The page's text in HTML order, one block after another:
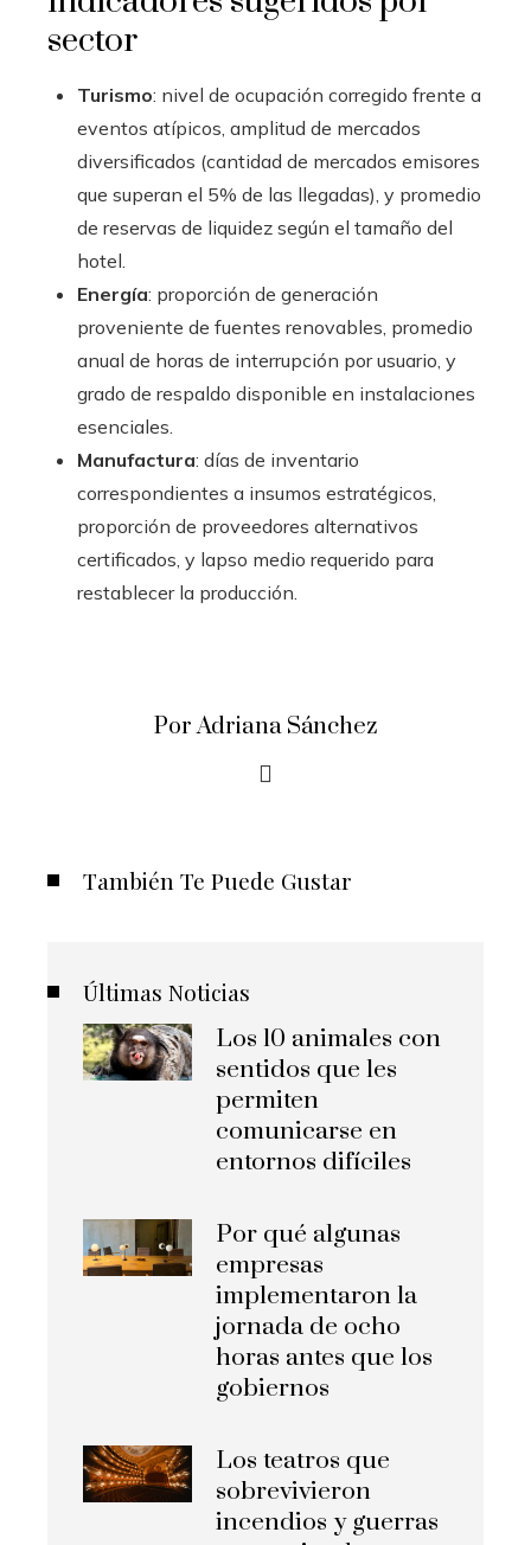
sector
Turismo: nivel de ocupación corregido frente a
eventos atípicos, amplitud de mercados
diversificados (cantidad de mercados emisores
que superan el 5% de las llegadas), y promedio
de reservas de liquidez según el tamaño del
hotel.
Energía: proporción de generación
proveniente de fuentes renovables, promedio
anual de horas de interrupción por usuario, y
grado de respaldo disponible en instalaciones
esenciales.
Manufactura: días de inventario
correspondientes a insumos estratégicos,
proporción de proveedores alternativos
certificados, y lapso medio requerido para
restablecer la producción.
Por Adriana Sánchez
También Te Puede Gustar
Últimas Noticias
Los 10 animales con
sentidos que les
permiten
comunicarse en
entornos difíciles
Por qué algunas
empresas
implementaron la
jornada de ocho
horas antes que los
gobiernos
Los teatros que
sobrevivieron
incendios y guerras